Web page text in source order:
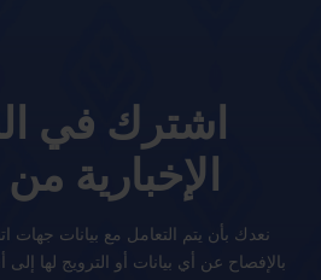
اشترك في
الإخبارية من
نعدك بأن يتم التعامل مع بيانات جهات
بالإفصاح عن أي بيانات أو الترويج لها